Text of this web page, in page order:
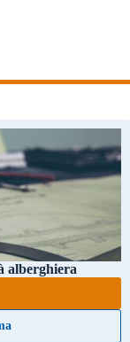
alberghiera